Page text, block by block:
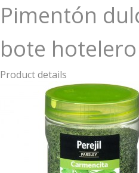
Pimentón
bote
Product details